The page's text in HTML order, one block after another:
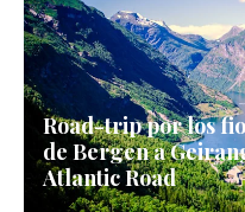
Road-trip por los
de Bergen a
Atlantic Road